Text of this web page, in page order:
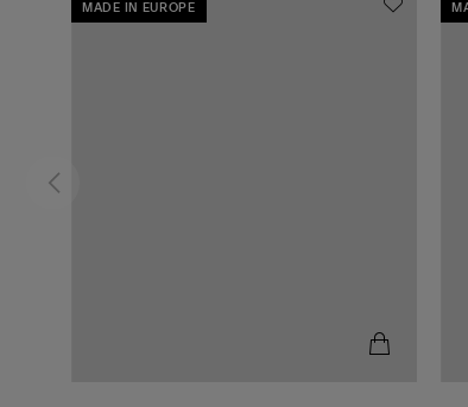
MADE IN EUROPE